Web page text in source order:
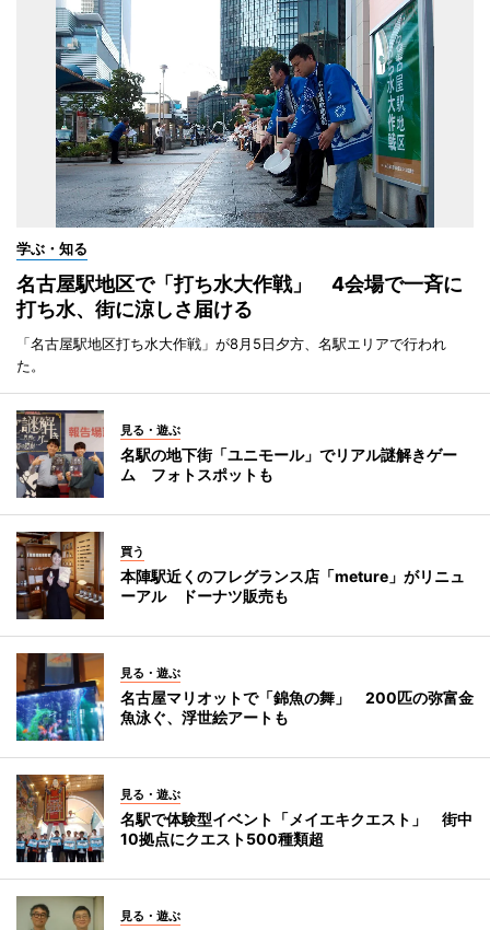
学ぶ・知る
名古屋駅地区で「打ち水大作戦」 4会場で一斉に
打ち水、街に涼しさ届ける
「名古屋駅地区打ち水大作戦」が8月5日夕方、名駅エリアで行われ
た。
見る・遊ぶ
名駅の地下街「ユニモール」でリアル謎解きゲー
ム フォトスポットも
買う
本陣駅近くのフレグランス店「meture」がリニュ
ーアル ドーナツ販売も
見る・遊ぶ
名古屋マリオットで「錦魚の舞」 200匹の弥富金
魚泳ぐ、浮世絵アートも
見る・遊ぶ
名駅で体験型イベント「メイエキクエスト」 街中
10拠点にクエスト500種類超
見る・遊ぶ